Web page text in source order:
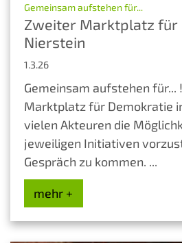
Gemeinsam aufstehen für...
Zweiter Marktplatz für
Nierstein
1.3.26
Gemeinsam aufstehen für...
Marktplatz für Demokratie
vielen Akteuren die
jeweiligen Initiativen
Gespräch zu kommen. ...
mehr +